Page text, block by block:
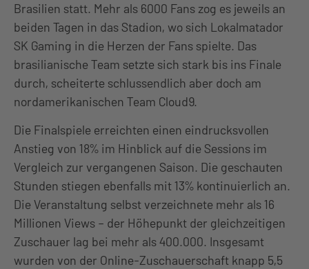
Brasilien statt. Mehr als 6000 Fans zog es jeweils an
beiden Tagen in das Stadion, wo sich Lokalmatador
SK Gaming in die Herzen der Fans spielte. Das
brasilianische Team setzte sich stark bis ins Finale
durch, scheiterte schlussendlich aber doch am
nordamerikanischen Team Cloud9.
Die Finalspiele erreichten einen eindrucksvollen
Anstieg von 18% im Hinblick auf die Sessions im
Vergleich zur vergangenen Saison. Die geschauten
Stunden stiegen ebenfalls mit 13% kontinuierlich an.
Die Veranstaltung selbst verzeichnete mehr als 16
Millionen Views – der Höhepunkt der gleichzeitigen
Zuschauer lag bei mehr als 400.000. Insgesamt
wurden von der Online-Zuschauerschaft knapp 5,5